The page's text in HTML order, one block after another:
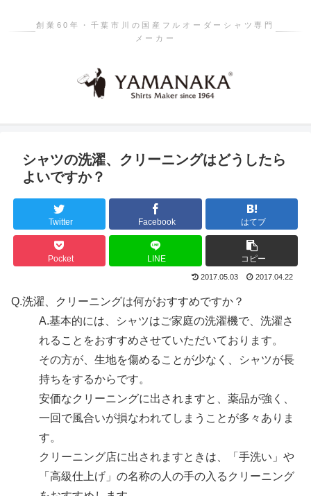
創業60年・千葉市川の国産フルオーダーシャツ専門
メーカー
シャツの洗濯、クリーニングはどうしたら
よいですか？
Twitter Facebook はてブ
Pocket LINE コピー
2017.05.03 2017.04.22
Q.洗濯、クリーニングは何がおすすめですか？
A.基本的には、シャツはご家庭の洗濯機で、洗濯さ
れることをおすすめさせていただいております。
その方が、生地を傷めることが少なく、シャツが長
持ちをするからです。
安価なクリーニングに出されますと、薬品が強く、
一回で風合いが損なわれてしまうことが多々ありま
す。
クリーニング店に出されますときは、「手洗い」や
「高級仕上げ」の名称の人の手の入るクリーニング